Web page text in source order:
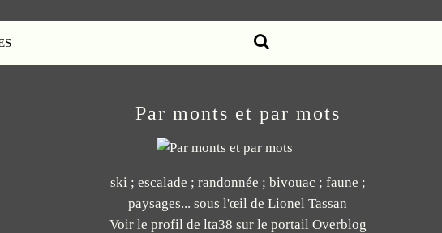
Par monts et par mots
ski ; escalade ; randonnée ; bivouac ; faune ;
paysages... sous l'œil de Lionel Tassan
Voir le profil de lta38 sur le portail Overblog